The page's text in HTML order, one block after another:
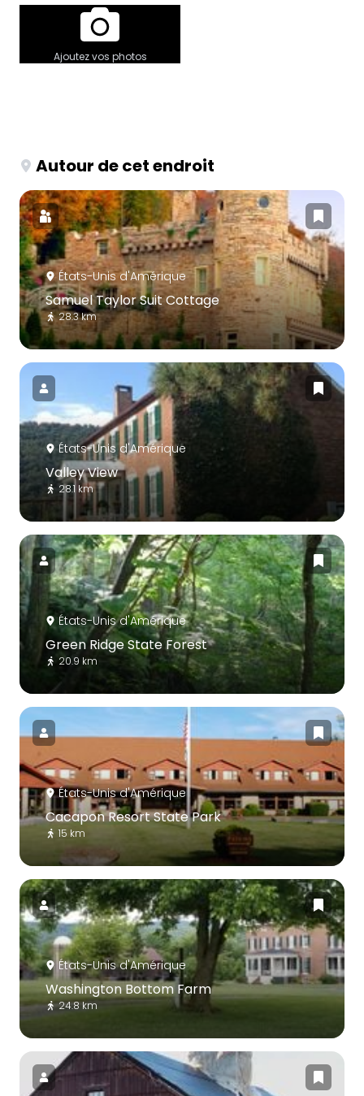
Ajoutez vos photos
Autour de cet endroit
États-Unis d'Amérique
Samuel Taylor Suit Cottage
28.3 km
États-Unis d'Amérique
Valley View
28.1 km
États-Unis d'Amérique
Green Ridge State Forest
20.9 km
États-Unis d'Amérique
Cacapon Resort State Park
15 km
États-Unis d'Amérique
Washington Bottom Farm
24.8 km